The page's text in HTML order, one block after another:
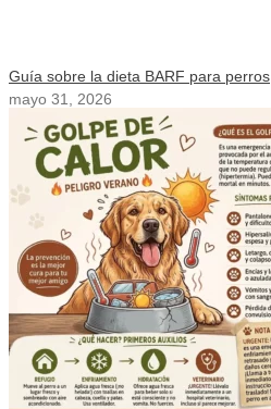
Guía sobre la dieta BARF para perros
mayo 31, 2026